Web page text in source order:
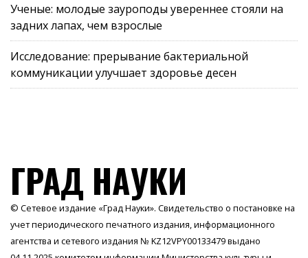
Ученые: молодые зауроподы увереннее стояли на
задних лапах, чем взрослые
Исследование: прерывание бактериальной
коммуникации улучшает здоровье десен
ГРАД НАУКИ
© Сетевое издание «Град Науки». Свидетельство о постановке на
учет периодического печатного издания, информационного
агентства и сетевого издания № KZ12VPY00133479 выдано